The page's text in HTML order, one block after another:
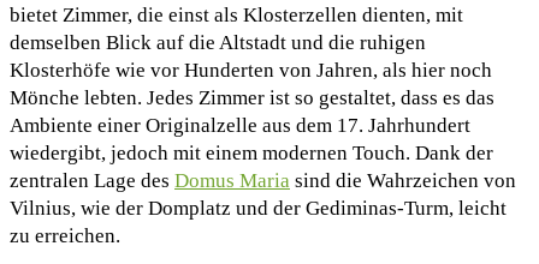
bietet Zimmer, die einst als Klosterzellen dienten, mit
demselben Blick auf die Altstadt und die ruhigen
Klosterhöfe wie vor Hunderten von Jahren, als hier noch
Mönche lebten. Jedes Zimmer ist so gestaltet, dass es das
Ambiente einer Originalzelle aus dem 17. Jahrhundert
wiedergibt, jedoch mit einem modernen Touch. Dank der
zentralen Lage des Domus Maria sind die Wahrzeichen von
Vilnius, wie der Domplatz und der Gediminas-Turm, leicht
zu erreichen.